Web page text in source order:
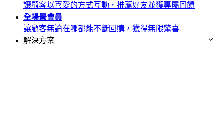
讓顧客以喜愛的方式互動，推薦好友並獲專屬回饋
全場景會員
讓顧客無論在哪都能不斷回購，獲得無限驚喜
解決方案